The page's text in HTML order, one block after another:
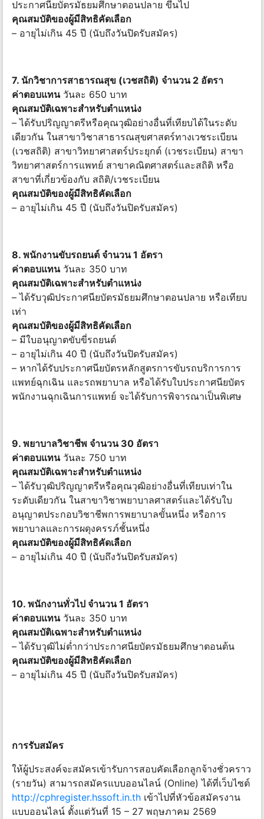
ประกาศนียบัตรมัธยมศึกษาตอนปลาย ขึ้นไป
คุณสมบัติของผู้มีสิทธิคัดเลือก
– อายุไม่เกิน 45 ปี (นับถึงวันปิดรับสมัคร)
7. นักวิชาการสาธารณสุข (เวชสถิติ) จำนวน 2 อัตรา
ค่าตอบแทนวันละ 650 บาท
คุณสมบัติเฉพาะสำหรับตำแหน่ง
– ได้รับปริญญาตรีหรือคุณวุฒิอย่างอื่นที่เทียบได้ในระดับ
เดียวกัน ในสาขาวิชาสาธารณสุขศาสตร์ทางเวชระเบียน
(เวชสถิติ) สาขาวิทยาศาสตร์ประยุกต์ (เวชระเบียน) สาขา
วิทยาศาสตร์การแพทย์ สาขาคณิตศาสตร์และสถิติ หรือ
สาขาที่เกี่ยวข้องกับ สถิติ/เวชระเบียน
คุณสมบัติของผู้มีสิทธิคัดเลือก
– อายุไม่เกิน 45 ปี (นับถึงวันปิดรับสมัคร)
8. พนักงานขับรถยนต์ จำนวน 1 อัตรา
ค่าตอบแทนวันละ 350 บาท
คุณสมบัติเฉพาะสำหรับตำแหน่ง
– ได้รับวุฒิประกาศนียบัตรมัธยมศึกษาตอนปลาย หรือเทียบ
เท่า
คุณสมบัติของผู้มีสิทธิคัดเลือก
– มีใบอนุญาตขับขี่รถยนต์
– อายุไม่เกิน 40 ปี (นับถึงวันปิดรับสมัคร)
– หากได้รับประกาศนียบัตรหลักสูตรการขับรถบริการการ
แพทย์ฉุกเฉิน และรถพยาบาล หรือได้รับใบประกาศนียบัตร
พนักงานฉุกเฉินการแพทย์ จะได้รับการพิจารณาเป็นพิเศษ
9. พยาบาลวิชาชีพ จำนวน 30 อัตรา
ค่าตอบแทนวันละ 750 บาท
คุณสมบัติเฉพาะสำหรับตำแหน่ง
– ได้รับวุฒิปริญญาตรีหรือคุณวุฒิอย่างอื่นที่เทียบเท่าใน
ระดับเดียวกัน ในสาขาวิชาพยาบาลศาสตร์และได้รับใบ
อนุญาตประกอบวิชาชีพการพยาบาลขั้นหนึ่ง หรือการ
พยาบาลและการผดุงครรภ์ชั้นหนึ่ง
คุณสมบัติของผู้มีสิทธิคัดเลือก
– อายุไม่เกิน 40 ปี (นับถึงวันปิดรับสมัคร)
10. พนักงานทั่วไป จำนวน 1 อัตรา
ค่าตอบแทนวันละ 350 บาท
คุณสมบัติเฉพาะสำหรับตำแหน่ง
– ได้รับวุฒิไม่ต่ำกว่าประกาศนียบัตรมัธยมศึกษาตอนต้น
คุณสมบัติของผู้มีสิทธิคัดเลือก
– อายุไม่เกิน 45 ปี (นับถึงวันปิดรับสมัคร)
การรับสมัคร
ให้ผู้ประสงค์จะสมัครเข้ารับการสอบคัดเลือกลูกจ้างชั่วคราว
(รายวัน) สามารถสมัครแบบออนไลน์ (Online) ได้ที่เว็บไซต์
http://cphregister.hssoft.in.th เข้าไปที่หัวข้อสมัครงาน
แบบออนไลน์ ตั้งแต่วันที่ 15 – 27 พฤษภาคม 2569